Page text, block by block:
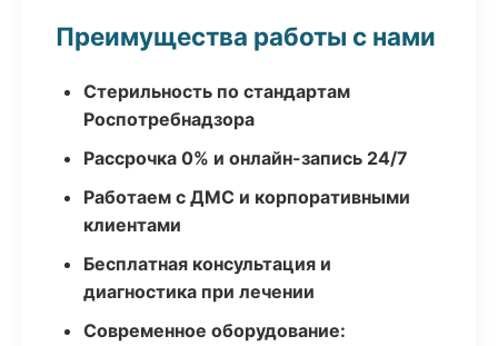
Преимущества работы с нами
Стерильность по стандартам
Роспотребнадзора
Рассрочка 0% и онлайн-запись 24/7
Работаем с ДМС и корпоративными
клиентами
Бесплатная консультация и
диагностика при лечении
Современное оборудование: